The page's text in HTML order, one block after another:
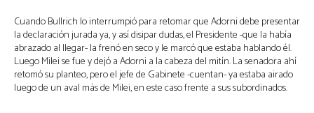
Cuando Bullrich lo interrumpió para retomar que Adorni debe presentar
la declaración jurada ya, y así disipar dudas, el Presidente -que la había
abrazado al llegar- la frenó en seco y le marcó que estaba hablando él.
Luego Milei se fue y dejó a Adorni a la cabeza del mitín. La senadora ahí
retomó su planteo, pero el jefe de Gabinete -cuentan- ya estaba airado
luego de un aval más de Milei, en este caso frente a sus subordinados.